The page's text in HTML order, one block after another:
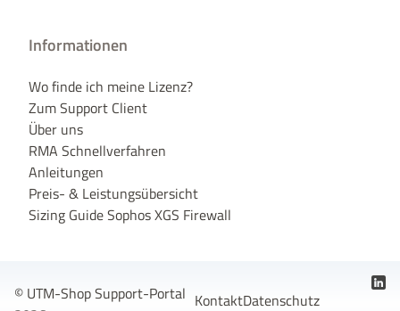
Informationen
Wo finde ich meine Lizenz?
Zum Support Client
Über uns
RMA Schnellverfahren
Anleitungen
Preis- & Leistungsübersicht
Sizing Guide Sophos XGS Firewall
© UTM-Shop Support-Portal KontaktDatenschutz